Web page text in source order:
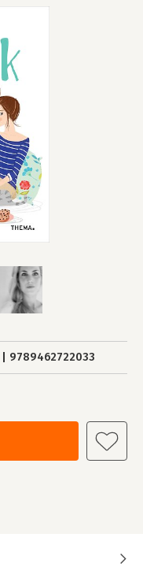
9789462722033